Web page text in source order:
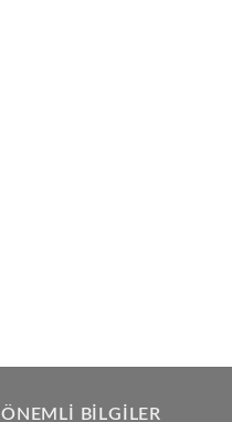
ÖNEMLI BILGILER